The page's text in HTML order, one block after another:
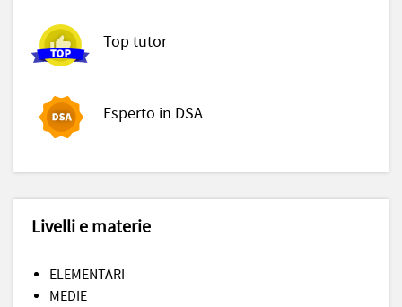
Top tutor
Esperto in DSA
Livelli e materie
ELEMENTARI
MEDIE